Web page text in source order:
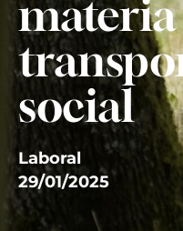
social
Laboral
29/01/2025